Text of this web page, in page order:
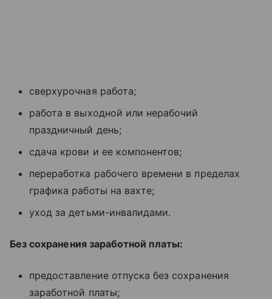
сверхурочная работа;
работа в выходной или нерабочий
праздничный день;
сдача крови и ее компонентов;
переработка рабочего времени в пределах
графика работы на вахте;
уход за детьми-инвалидами.
Без сохранения заработной платы:
предоставление отпуска без сохранения
заработной платы;